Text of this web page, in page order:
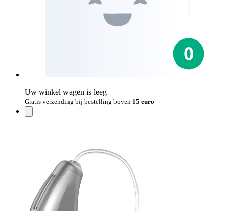
Uw winkel wagen is leeg
Gratis verzending bij bestelling boven 15 euro